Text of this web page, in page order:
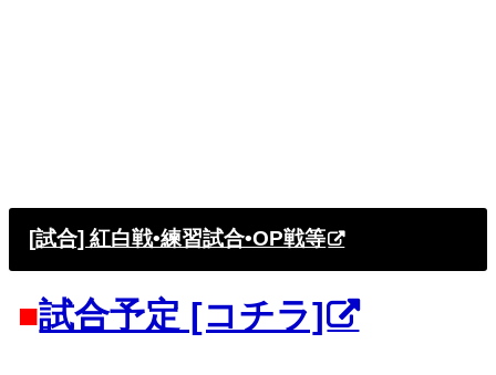
[試合] 紅白戦•練習試合•OP戦等
■試合予定 [コチラ]